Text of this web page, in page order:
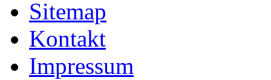
Sitemap
Kontakt
Impressum